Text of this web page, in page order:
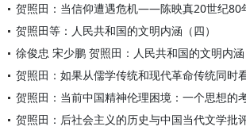
贺照田等：人民共和国的文明内涵（四）
徐俊忠 宋少鹏 贺照田：人民共和国的文明内涵
贺照田：如果从儒学传统和现代革命传统同时
贺照田：当前中国精神伦理困境：一个思想的
贺照田：后社会主义的历史与中国当代文学批